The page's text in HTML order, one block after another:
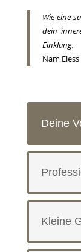
Wie eine
dein
Einklang.
Nam Eless
Deine
Kleine